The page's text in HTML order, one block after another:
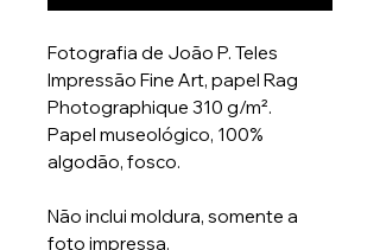
Fotografia de João P. Teles
Impressão Fine Art, papel Rag
Photographique 310 g/m².
Papel museológico, 100%
algodão, fosco.
Não inclui moldura, somente a
foto impressa.